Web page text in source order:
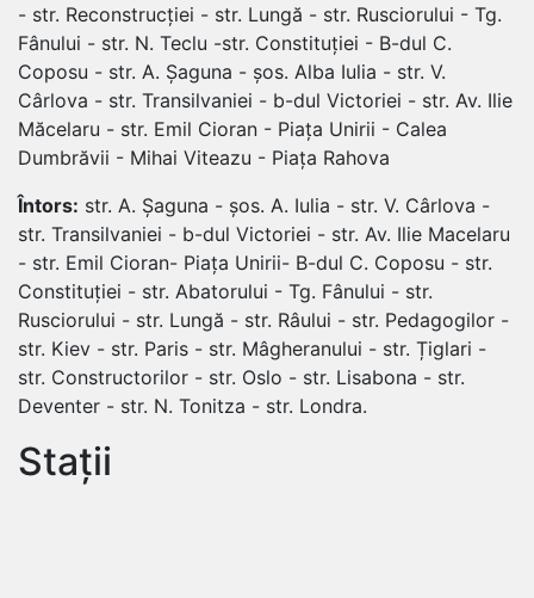
- str. Reconstrucției - str. Lungă - str. Rusciorului - Tg.
Fânului - str. N. Teclu -str. Constituției - B-dul C.
Coposu - str. A. Șaguna - șos. Alba Iulia - str. V.
Cârlova - str. Transilvaniei - b-dul Victoriei - str. Av. Ilie
Măcelaru - str. Emil Cioran - Piața Unirii - Calea
Dumbrăvii - Mihai Viteazu - Piața Rahova
Întors: str. A. Șaguna - șos. A. Iulia - str. V. Cârlova -
str. Transilvaniei - b-dul Victoriei - str. Av. Ilie Macelaru
- str. Emil Cioran- Piața Unirii- B-dul C. Coposu - str.
Constituției - str. Abatorului - Tg. Fânului - str.
Rusciorului - str. Lungă - str. Râului - str. Pedagogilor -
str. Kiev - str. Paris - str. Mâgheranului - str. Țiglari -
str. Constructorilor - str. Oslo - str. Lisabona - str.
Deventer - str. N. Tonitza - str. Londra.
Stații